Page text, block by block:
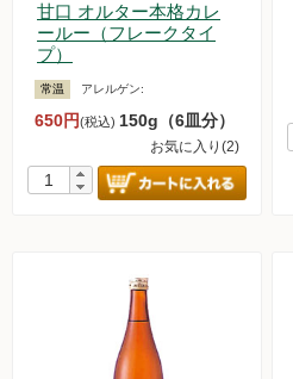
甘口 オルター本格カレ
ールー（フレークタイ
プ）
常温 アレルゲン:
650円(税込) 150g（6皿分）
お気に入り(2)